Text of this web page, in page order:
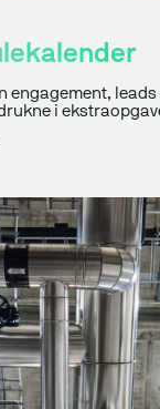
engagement,
i